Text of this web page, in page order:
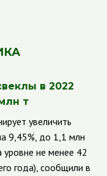
в 2022
т
увеличить
9,45%, до 1,1 млн
уровне не менее 42
года), сообщили в